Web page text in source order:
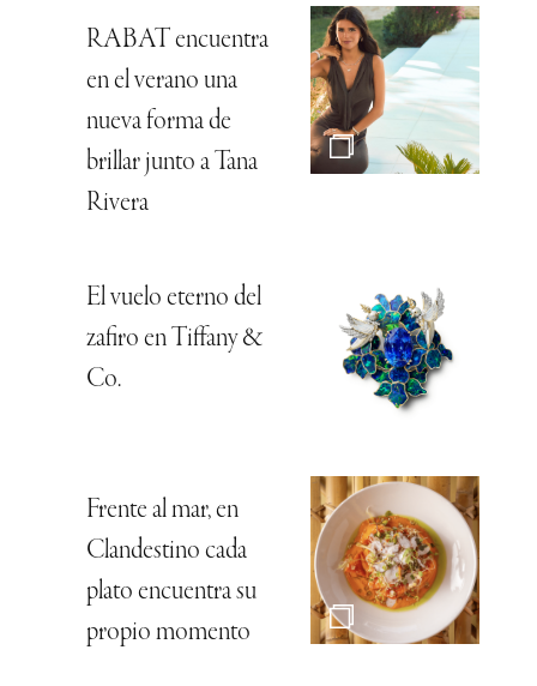
RABAT encuentra
en el verano una
nueva forma de
brillar junto a Tana
Rivera
El vuelo eterno del
zafiro en Tiffany &
Co.
Frente al mar, en
Clandestino cada
plato encuentra su
propio momento